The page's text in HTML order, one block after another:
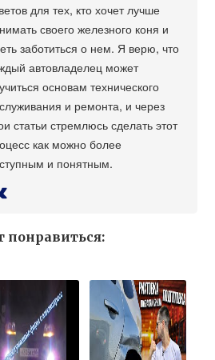
для тех, кто хочет лучше
своего железного коня и
заботиться о нем. Я верю, что
автовладелец может
основам технического
и ремонта, и через
статьи стремлюсь сделать этот
как можно более
и понятным.